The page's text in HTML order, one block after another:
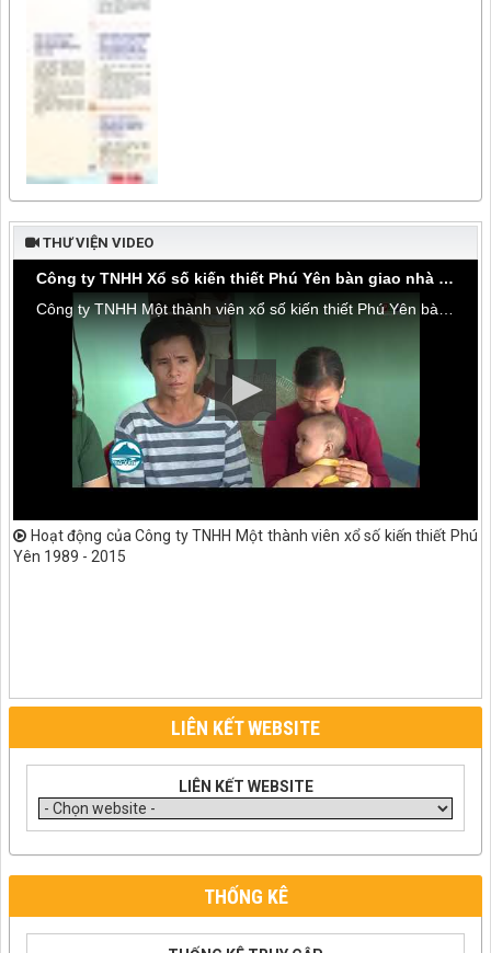
THƯ VIỆN VIDEO
Công ty TNHH Xổ số kiến thiết Phú Yên bàn giao nhà tình thương tại thôn Hòa Đa, xã An Mỹ
Hoạt động của Công ty TNHH Một thành viên xổ số kiến thiết Phú
Yên 1989 - 2015
LIÊN KẾT WEBSITE
LIÊN KẾT WEBSITE
THỐNG KÊ